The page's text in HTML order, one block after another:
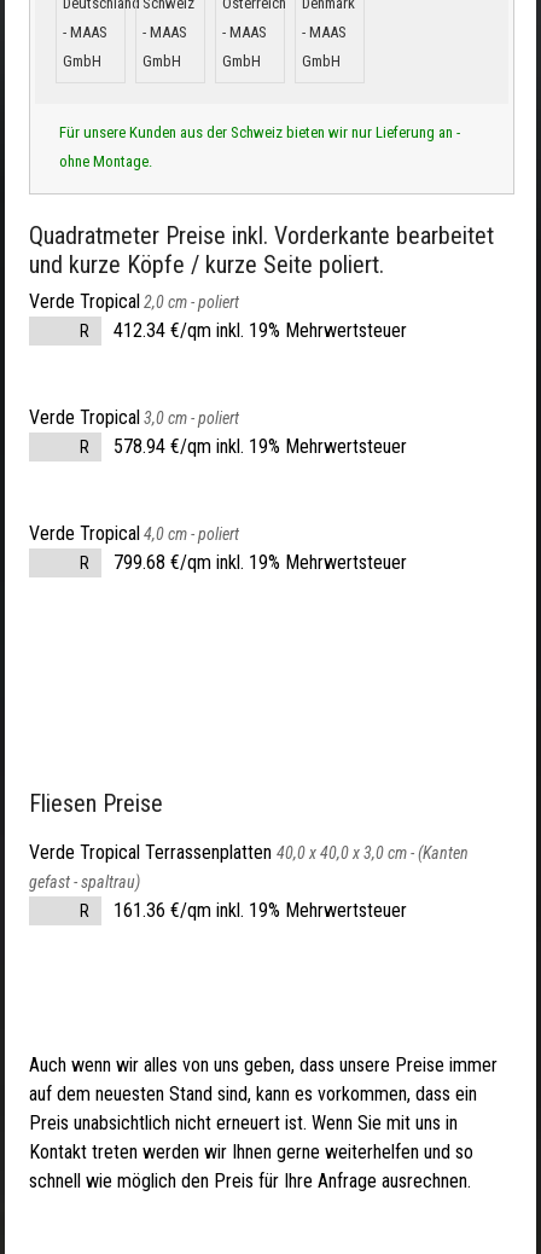
Für unsere Kunden aus der Schweiz bieten wir nur Lieferung an -
ohne Montage.
Quadratmeter Preise inkl. Vorderkante bearbeitet
und kurze Köpfe / kurze Seite poliert.
Verde Tropical2,0 cm -poliert
R
412.34 €/qm inkl. 19% Mehrwertsteuer
Verde Tropical3,0 cm -poliert
R
578.94 €/qm inkl. 19% Mehrwertsteuer
Verde Tropical4,0 cm -poliert
R
799.68 €/qm inkl. 19% Mehrwertsteuer
Fliesen Preise
Verde Tropical Terrassenplatten 40,0 x 40,0 x 3,0 cm -(Kanten
gefast - spaltrau)
R
161.36 €/qm inkl. 19% Mehrwertsteuer
Auch wenn wir alles von uns geben, dass unsere Preise immer
auf dem neuesten Stand sind, kann es vorkommen, dass ein
Preis unabsichtlich nicht erneuert ist. Wenn Sie mit uns in
Kontakt treten werden wir Ihnen gerne weiterhelfen und so
schnell wie möglich den Preis für Ihre Anfrage ausrechnen.